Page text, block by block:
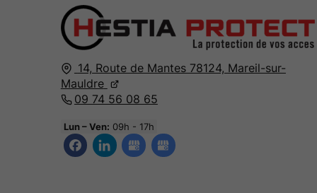
14, Route de Mantes 78124, Mareil-sur-
Mauldre
09 74 56 08 65
Lun – Ven: 09h - 17h